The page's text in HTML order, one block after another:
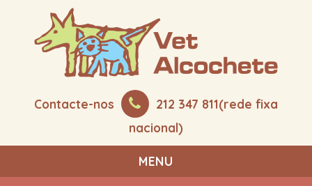
Contacte-nos
212 347 811(rede fixa
nacional)
MENU